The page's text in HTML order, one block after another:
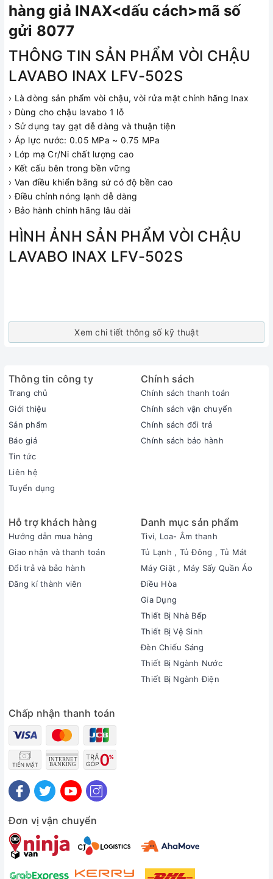
hàng giả INAX<dấu cách>mã số
gửi 8077
THÔNG TIN SẢN PHẨM VÒI CHẬU
LAVABO INAX LFV-502S
› Là dòng sản phẩm vòi chậu, vòi rửa mặt chính hãng Inax
› Dùng cho chậu lavabo 1 lỗ
› Sử dụng tay gạt dễ dàng và thuận tiện
› Áp lực nước: 0.05 MPa ~ 0.75 MPa
› Lớp mạ Cr/Ni chất lượng cao
› Kết cấu bên trong bền vững
› Van điều khiển bằng sứ có độ bền cao
› Điều chỉnh nóng lạnh dễ dàng
› Bảo hành chính hãng lâu dài
HÌNH ẢNH SẢN PHẨM VÒI CHẬU
LAVABO INAX LFV-502S
Xem chi tiết thông số kỹ thuật
Thông tin công ty
Trang chủ
Giới thiệu
Sản phẩm
Báo giá
Tin tức
Liên hệ
Tuyển dụng
Chính sách
Chính sách thanh toán
Chính sách vận chuyển
Chính sách đổi trả
Chính sách bảo hành
Hỗ trợ khách hàng
Hướng dẫn mua hàng
Giao nhận và thanh toán
Đổi trả và bảo hành
Đăng kí thành viên
Danh mục sản phẩm
Tivi, Loa- Âm thanh
Tủ Lạnh , Tủ Đông , Tủ Mát
Máy Giặt , Máy Sấy Quần Áo
Điều Hòa
Gia Dụng
Thiết Bị Nhà Bếp
Thiết Bị Vệ Sinh
Đèn Chiếu Sáng
Thiết Bị Ngành Nước
Thiết Bị Ngành Điện
Chấp nhận thanh toán
Đơn vị vận chuyển